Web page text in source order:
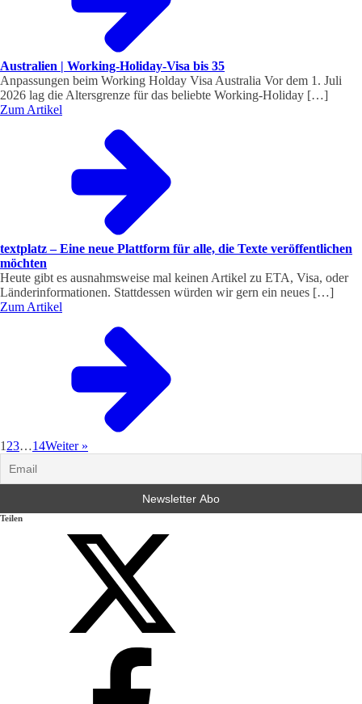
Australien | Working-Holiday-Visa bis 35
Anpassungen beim Working Holday Visa Australia Vor dem 1. Juli
2026 lag die Altersgrenze für das beliebte Working-Holiday […]
Zum Artikel
textplatz – Eine neue Plattform für alle, die Texte veröffentlichen
möchten
Heute gibt es ausnahmsweise mal keinen Artikel zu ETA, Visa, oder
Länderinformationen. Stattdessen würden wir gern ein neues […]
Zum Artikel
1 23…14Weiter »
Teilen